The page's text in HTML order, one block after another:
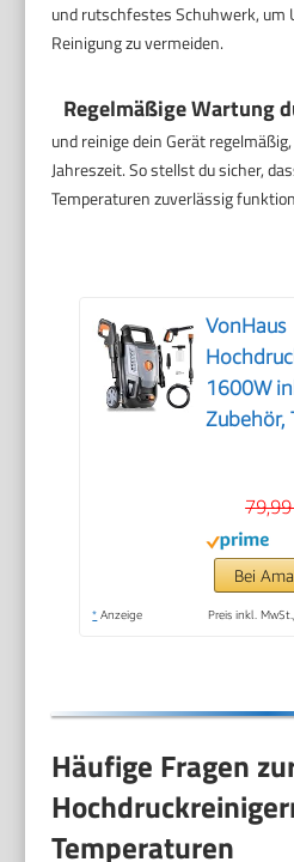
und rutschfestes Schuhwerk, um
Reinigung zu vermeiden.
Regelmäßige Wartung
und reinige dein Gerät
Jahreszeit. So stellst du sicher,
Temperaturen zuverlässig
VonHaus
1600W
Zubehör,
Bei
* Anzeige Preis inkl.
Häufige Fragen
Temperaturen